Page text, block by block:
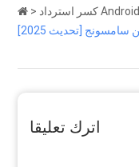
> كسر استرداد Android
سامسونج [تحديث 2025]
اترك تعليقا